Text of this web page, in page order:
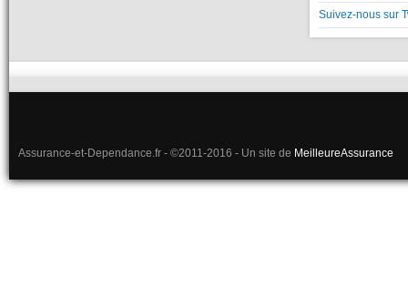
Suivez-nous sur
Assurance-et-Dependance.fr - ©2011-2016 - Un site de MeilleureAssurance